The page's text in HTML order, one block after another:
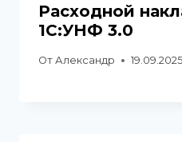
Расходной
1С:УНФ 3.0
От Александр 19.09.2025